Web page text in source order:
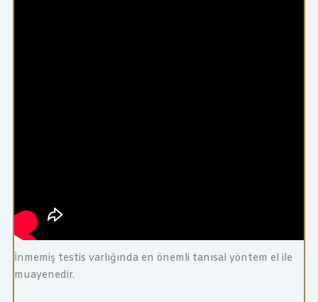
İnmemiş testis varlığında en önemli tanısal yöntem el ile
muayenedir.